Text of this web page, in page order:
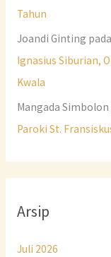
Tahun
Joandi Ginting pada
Ignasius Siburian,
Kwala
Mangada Simbolon
Paroki St.
Arsip
Juli 2026